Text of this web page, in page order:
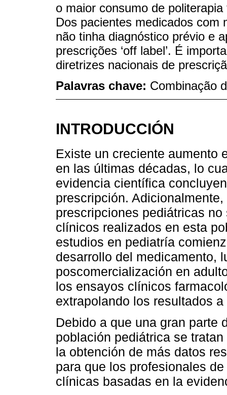
o maior consumo de
Dos pacientes medicados com
não tinha diagnóstico prévio e
prescrições ‘off label’. É
diretrizes nacionais de
Palavras chave: Combinação
INTRODUCCIÓN
Existe un creciente aumento
en las últimas décadas, lo
evidencia científica
prescripción.
prescripciones pediátricas
clínicos realizados en esta
estudios en pediatría
desarrollo del medicamento,
poscomercialización en
los ensayos clínicos
extrapolando los resultados
Debido a que una gran parte
población pediátrica se
la obtención de más datos
para que los profesionales
clínicas basadas en la